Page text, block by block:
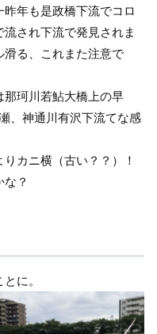
年も是政橋下流でコロ
され下流で発見されま
滑る、これまた注意で
珂川若鮎大橋上の早
、神通川有沢下流てな感
カニ横（古い？？）！
？
に。